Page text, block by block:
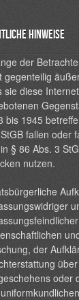
Hinweise
der
gegenteilig
sie diese
bis 1945
fallen oder
§ 86 Abs. 3
nutzen.
der
oder